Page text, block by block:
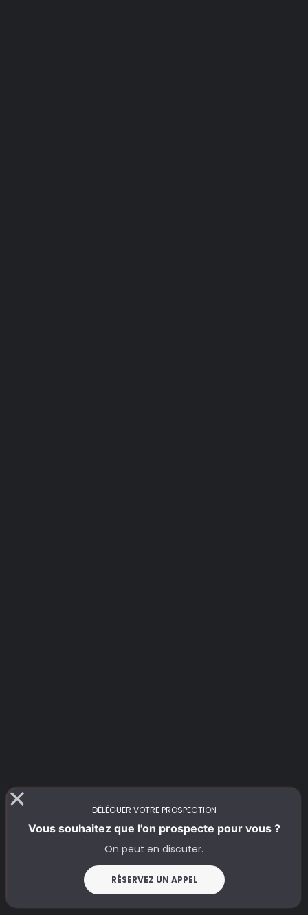
DÉLÉGUER VOTRE PROSPECTION
Vous souhaitez que l'on prospecte pour vous ?
On peut en discuter.
RÉSERVEZ UN APPEL